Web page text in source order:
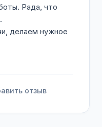
Рада, что
делаем нужное
отзыв